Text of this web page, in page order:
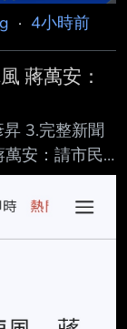
示，目前災
· 4小時前
蔣萬安：
3.完整新聞
安：請市民
aoENh2E.jpeg
灣，今（8）
可能出現10